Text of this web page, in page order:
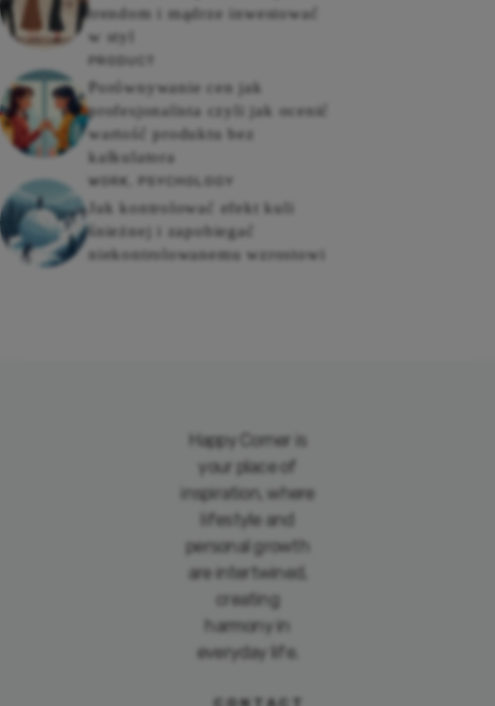
trendom i mądrze inwestować
w styl
PRODUCT
Porównywanie cen jak
profesjonalista czyli jak ocenić
wartość produktu bez
kalkulatora
WORK PSYCHOLOGY
Jak kontrolować efekt kuli
śnieżnej i zapobiegać
niekontrolowanemu wzrostowi
Happy Corner is
your place of
inspiration, where
lifestyle and
personal growth
are intertwined,
creating
harmony in
everyday life.